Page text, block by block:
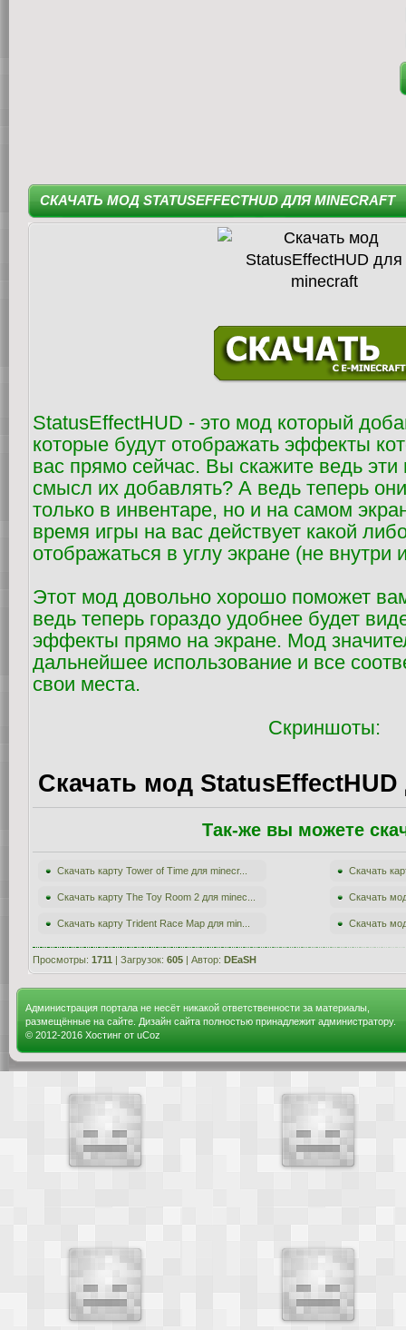
СКАЧАТЬ МОД STATUSEFFECTHUD ДЛЯ MINECRAFT
StatusEffectHUD - это мод который
которые будут отображать эффекты
вас прямо сейчас. Вы скажите ведь эти
смысл их добавлять? А ведь теперь
только в инвентаре, но и на самом
время игры на вас действует какой
отображаться в углу экране (не внутри
Этот мод довольно хорошо поможет
ведь теперь гораздо удобнее будет
эффекты прямо на экране. Мод
дальнейшее использование и все
свои места.
Скриншоты:
Скачать мод
Так-же вы можете
Скачать карту Tower of Time для minecr... Скачать
Скачать карту The Toy Room 2 для minec... Скачать
Скачать карту Trident Race Map для min... Скачать
Просмотры: 1711 | Загрузок: 605 | Автор: DEaSH
Администрация портала не несёт никакой ответственности за материалы,
размещённые на сайте. Дизайн сайта полностью принадлежит администратору.
© 2012-2016 Хостинг от uCoz